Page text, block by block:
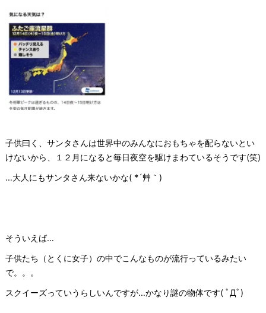
子供曰く、サンタさんは世界中のみんなにおもちゃを配らないとい
けないから、１２月になると毎日夜空を駆けまわているそうです(笑)
…大人にもサンタさん来ないかな( *´艸｀)
そういえば…
子供たち（とくに女子）の中でこんなものが流行っているみたい
で。。。
スクイーズっていうらしいんですが…かなり謎の物体です( ﾟДﾟ)